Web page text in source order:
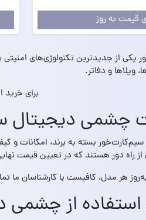
قیمت به روز
از جدیدترین تکنولوژی‌های امنیتی
ویلاها و دفاتر.
برای خرید
چشمی دیجیتال
بسته به برند، امکانات و
دور هستند که در تعیین قیمت نهایی
هر مدل، کافیست با کارشناسان ما
استفاده از